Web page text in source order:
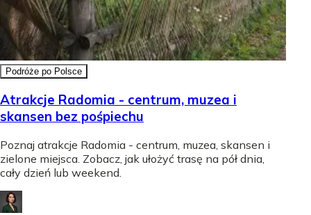
Podróże po Polsce
Atrakcje Radomia - centrum, muzea i
skansen bez pośpiechu
Poznaj atrakcje Radomia - centrum, muzea, skansen i
zielone miejsca. Zobacz, jak ułożyć trasę na pół dnia,
cały dzień lub weekend.